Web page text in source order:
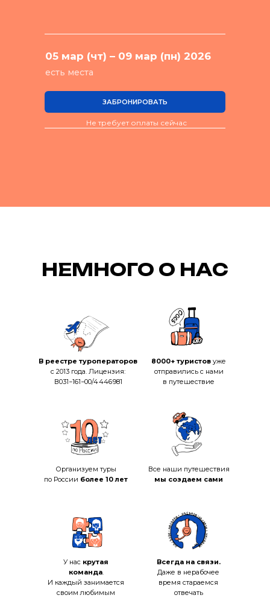
Не требует оплаты сейчас
есть места
ЗАБРОНИРОВАТЬ
05 мар (чт) – 09 мар (пн) 2026
8000+ туристов уже
отправились с нами
в путешествие
Все наши путешествия
мы создаем сами
Организуем туры
по России более 10 лет
В реестре туроператоров
с 2013 года. Лицензия:
В031−161−00/4 446 981
У нас крутая
команда.
И каждый занимается
своим любимым
Всегда на связи.
Даже в нерабочее
время стараемся
отвечать
НЕМНОГО О НАС